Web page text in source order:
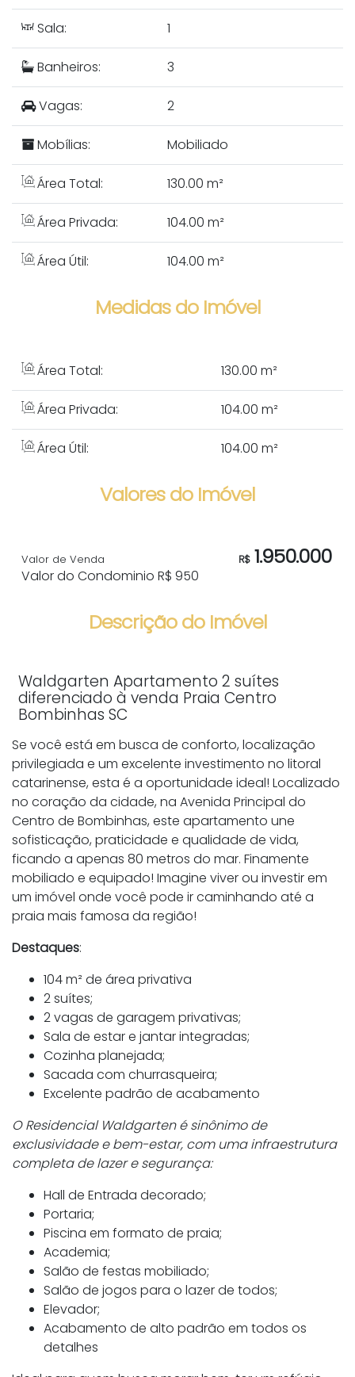
Sala: 1
Banheiros: 3
Vagas: 2
Mobílias: Mobiliado
Área Total: 130.00 m²
Área Privada: 104.00 m²
Área Útil: 104.00 m²
Medidas do Imóvel
Área Total: 130.00 m²
Área Privada: 104.00 m²
Área Útil: 104.00 m²
Valores do Imóvel
R$1.950.000
Valor de Venda
Valor do Condominio R$ 950
Descrição do Imóvel
Waldgarten Apartamento 2 suítes
diferenciado à venda Praia Centro
Bombinhas SC
Se você está em busca de conforto, localização
privilegiada e um excelente investimento no litoral
catarinense, esta é a oportunidade ideal! Localizado
no coração da cidade, na Avenida Principal do
Centro de Bombinhas, este apartamento une
sofisticação, praticidade e qualidade de vida,
ficando a apenas 80 metros do mar. Finamente
mobiliado e equipado! Imagine viver ou investir em
um imóvel onde você pode ir caminhando até a
praia mais famosa da região!
Destaques:
104 m² de área privativa
2 suítes;
2 vagas de garagem privativas;
Sala de estar e jantar integradas;
Cozinha planejada;
Sacada com churrasqueira;
Excelente padrão de acabamento
O Residencial Waldgarten é sinônimo de
exclusividade e bem-estar, com uma infraestrutura
completa de lazer e segurança:
Hall de Entrada decorado;
Portaria;
Piscina em formato de praia;
Academia;
Salão de festas mobiliado;
Salão de jogos para o lazer de todos;
Elevador;
Acabamento de alto padrão em todos os
detalhes